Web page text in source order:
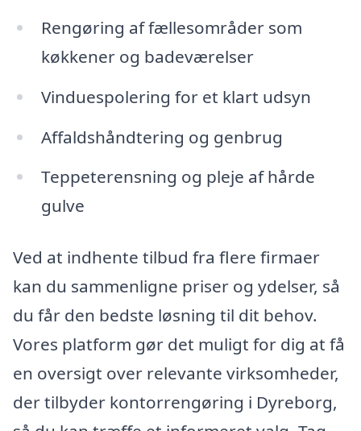
Rengøring af fællesområder som
køkkener og badeværelser
Vinduespolering for et klart udsyn
Affaldshåndtering og genbrug
Teppeterensning og pleje af hårde
gulve
Ved at indhente tilbud fra flere firmaer
kan du sammenligne priser og ydelser, så
du får den bedste løsning til dit behov.
Vores platform gør det muligt for dig at få
en oversigt over relevante virksomheder,
der tilbyder kontorrengøring i Dyreborg,